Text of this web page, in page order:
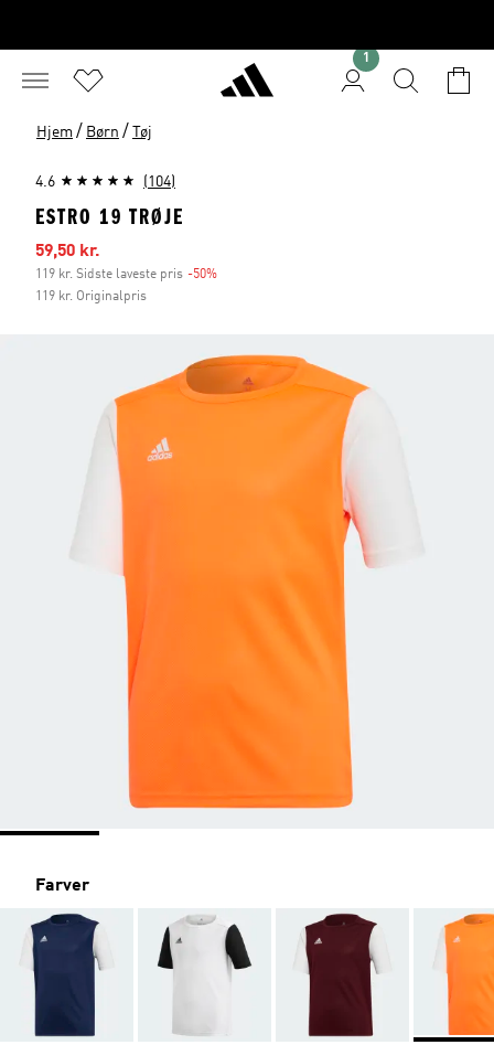
Hjem / Børn / Tøj
4.6 (104)
ESTRO 19 TRØJE
Udsalgspris
59,50 kr.
119 kr. Sidste laveste pris -50%
119 kr. Originalpris
Farver